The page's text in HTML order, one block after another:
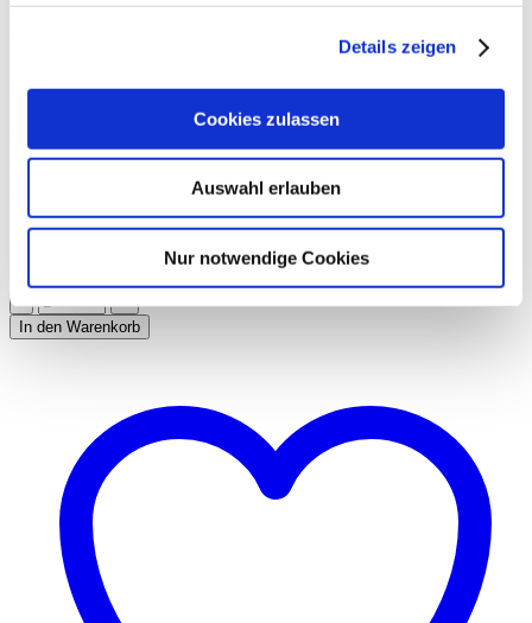
Details zeigen
Cookies zulassen
Auswahl erlauben
Nur notwendige Cookies
Größe geht von 36 bis 38, die andere von 39 bis 41.
Material und Waschanleitung
80% Polyamid, 12% Viskose, 8% Polyester
chem. reinigen, nicht bleichen.
In den Warenkorb